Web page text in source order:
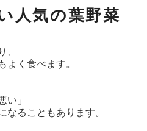
人気の葉野菜
、
よく食べます。
い」
なることもあります。